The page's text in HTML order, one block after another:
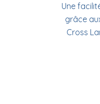
Une
grâce
Cross